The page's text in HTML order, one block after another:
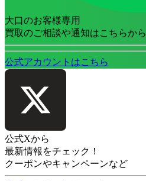
大口のお客様専用
買取のご相談や通知はこちらから
公式アカウントはこちら
公式Xから
最新情報をチェック！
クーポンやキャンペーンなど